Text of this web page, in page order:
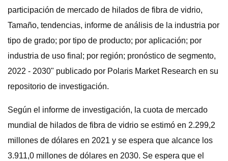
participación de mercado de hilados de fibra de vidrio,
Tamaño, tendencias, informe de análisis de la industria por
tipo de grado; por tipo de producto; por aplicación; por
industria de uso final; por región; pronóstico de segmento,
2022 - 2030" publicado por Polaris Market Research en su
repositorio de investigación.
Según el informe de investigación, la cuota de mercado
mundial de hilados de fibra de vidrio se estimó en 2.299,2
millones de dólares en 2021 y se espera que alcance los
3.911,0 millones de dólares en 2030. Se espera que el